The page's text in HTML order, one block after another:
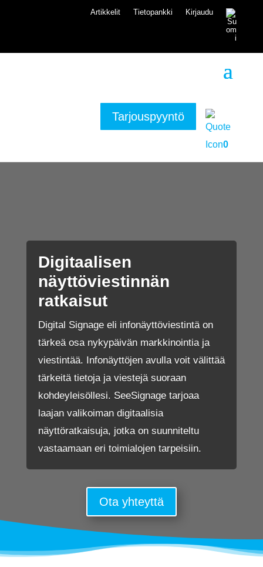
Artikkelit Tietopankki Kirjaudu
Tarjouspyyntö
0
Digitaalisen
näyttöviestinnän
ratkaisut
Digital Signage eli infonäyttöviestintä on
tärkeä osa nykypäivän markkinointia ja
viestintää. Infonäyttöjen avulla voit välittää
tärkeitä tietoja ja viestejä suoraan
kohdeyleisöllesi. SeeSignage tarjoaa
laajan valikoiman digitaalisia
näyttöratkaisuja, jotka on suunniteltu
vastaamaan eri toimialojen tarpeisiin.
Ota yhteyttä